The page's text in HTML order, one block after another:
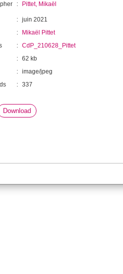
: Pittet, Mikaël
: juin 2021
:
Mikaël Pittet
: CdP_210628_Pittet
: 62 kb
: image/jpeg
: 337
Download